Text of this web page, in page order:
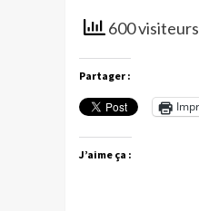
600
Partager :
J’aime ça :